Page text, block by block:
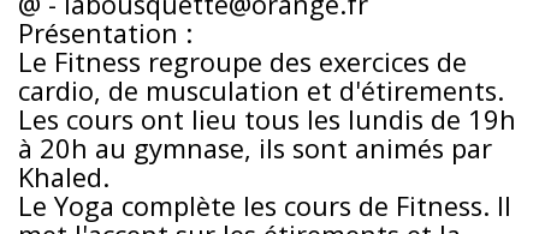
Présentation :
Le Fitness regroupe des exercices de
cardio, de musculation et d'étirements.
Les cours ont lieu tous les lundis de 19h
à 20h au gymnase, ils sont animés par
Khaled.
Le Yoga complète les cours de Fitness. Il